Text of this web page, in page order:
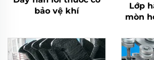
bảo vệ khí
Lớp
mòn